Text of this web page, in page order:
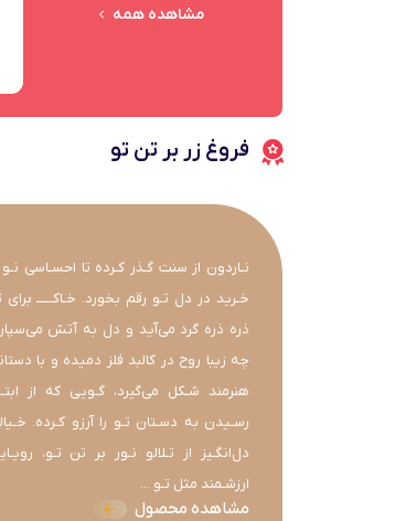
مشاهده همه
فروغ زر بر تن تو
نـاردون از سنت گـذر کـرده تا احسـاسی نـو
خـرید در دل تـو رقم بخورد. خـاکـــــ برای
ذره ذره گرد می‌آید و دل به آتش
چه زیبا روح در کالبد فلز دمیده و با
هنرمند شـکل می‌گیرد، گـویی که از
رسـیدن به دسـتان تـو را آرزو کـرده.
دل‌انگـیز از تـلالو نـور بر تن تـو،
ارزشـمند مثل تـو ...
مشاهده محصول